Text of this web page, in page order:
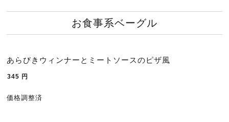
お食事系ベーグル
あらびきウィンナーとミートソースのピザ風
345 円
価格調整済